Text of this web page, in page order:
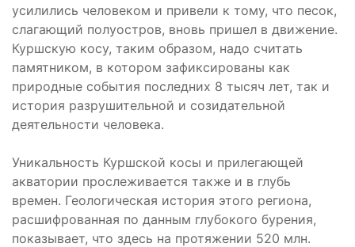
усилились человеком и привели к тому, что песок,
слагающий полуостров, вновь пришел в движение.
Куршскую косу, таким образом, надо считать
памятником, в котором зафиксированы как
природные события последних 8 тысяч лет, так и
история разрушительной и созидательной
деятельности человека.
Уникальность Куршской косы и прилегающей
акватории прослеживается также и в глубь
времен. Геологическая история этого региона,
расшифрованная по данным глубокого бурения,
показывает, что здесь на протяжении 520 млн.